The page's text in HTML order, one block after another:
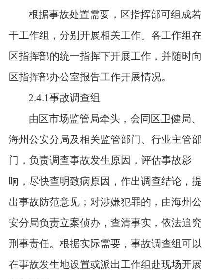
根据事故处置需要，区指挥部可组成若
干工作组，分别开展相关工作。各工作组在
区指挥部的统一指挥下开展工作，并随时向
区指挥部办公室报告工作开展情况。
2.4.1事故调查组
由区市场监管局牵头，会同区卫健局、
海州公安分局及相关监管部门、行业主管部
门，负责调查事故发生原因，评估事故影
响，尽快查明致病原因，作出调查结论，提
出事故防范意见；对涉嫌犯罪的，由海州公
安分局负责立案侦办，查清事实，依法追究
刑事责任。根据实际需要，事故调查组可以
在事故发生地设置或派出工作组赴现场开展